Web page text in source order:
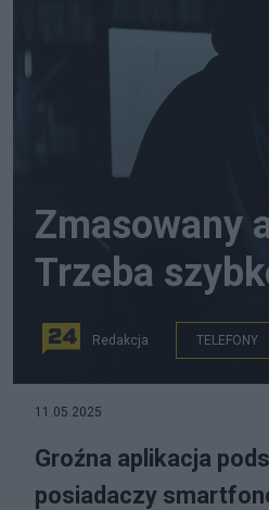
Zmasowany
Trzeba
Redakcja TELEFONY
11.05.2025
Groźna aplikacja
posiadaczy